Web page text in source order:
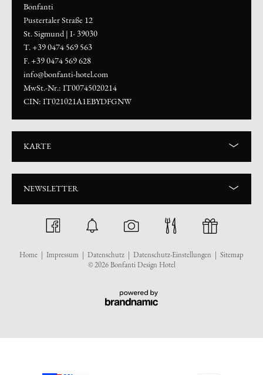
Bonfanti
Pustertaler Straße 12
St. Sigmund | I- 39030
T. +39 0474 569 563
F. +39 0474 569 628
info@bonfanti-hotel.com
MwSt.-Nr.: IT00745020214
CIN: IT021021A1EBYDFGNW
KARTE
NEWSLETTER
Home | Impressum | Datenschutz | Datenschutz-Einstellungen | Sitemap
© 2026 Bonfanti Design Hotel